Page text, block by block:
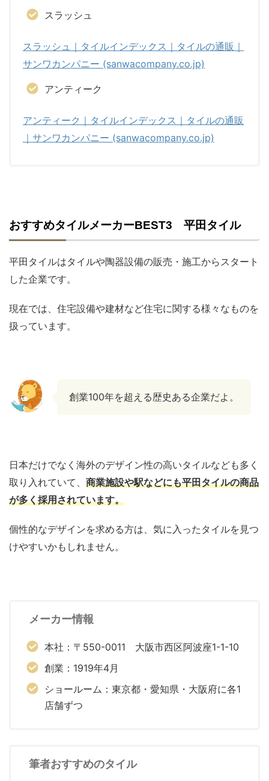
スラッシュ
スラッシュ｜タイルインデックス｜タイルの通販｜
サンワカンパニー (sanwacompany.co.jp)
アンティーク
アンティーク｜タイルインデックス｜タイルの通販
｜サンワカンパニー (sanwacompany.co.jp)
おすすめタイルメーカーBEST3 平田タイル
平田タイルはタイルや陶器設備の販売・施工からスタート
した企業です。
現在では、住宅設備や建材など住宅に関する様々なものを
扱っています。
創業100年を超える歴史ある企業だよ。
日本だけでなく海外のデザイン性の高いタイルなども多く
取り入れていて、 商業施設や駅などにも平田タイルの商品
が多く採用されています。
個性的なデザインを求める方は、気に入ったタイルを見つ
けやすいかもしれません。
メーカー情報
本社：〒550-0011 大阪市西区阿波座1-1-10
創業：1919年4月
ショールーム：東京都・愛知県・大阪府に各1
店舗ずつ
筆者おすすめのタイル